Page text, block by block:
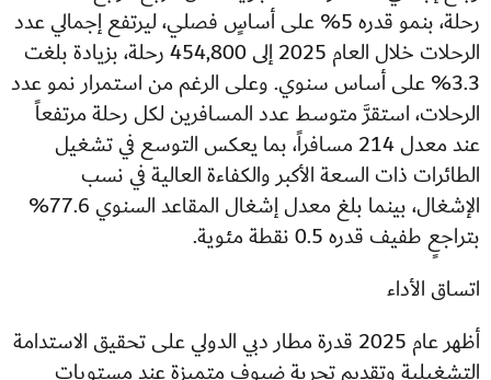
رحلة، بنمو قدره 5% على أساسٍ فصلي، ليرتفع إجمالي عدد
الرحلات خلال العام 2025 إلى 454,800 رحلة، بزيادة بلغت
3.3% على أساس سنوي. وعلى الرغم من استمرار نمو عدد
الرحلات، استقرَّ متوسط عدد المسافرين لكل رحلة مرتفعاً
عند معدل 214 مسافراً، بما يعكس التوسع في تشغيل
الطائرات ذات السعة الأكبر والكفاءة العالية في نسب
الإشغال، بينما بلغ معدل إشغال المقاعد السنوي 77.6%
بتراجعٍ طفيف قدره 0.5 نقطة مئوية.
اتساق الأداء
أظهر عام 2025 قدرة مطار دبي الدولي على تحقيق الاستدامة
التشغيلية وتقديم تجربة ضيوف متميزة عند مستويات